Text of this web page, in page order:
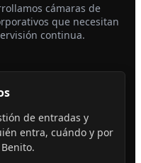
cámaras de
que necesitan
continua.
de entradas y
entra, cuándo y por